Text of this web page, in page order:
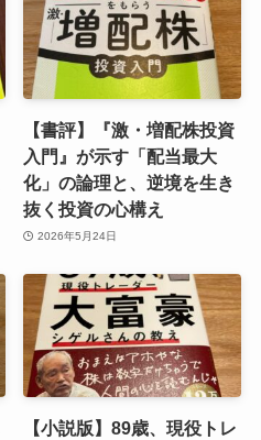
【書評】『激・増配株投資
入門』が示す「配当最大
化」の論理と、逆境を生き
抜く投資の心構え
2026年5月24日
【小説版】89歳、現役トレ